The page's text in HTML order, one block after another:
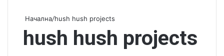
Начална/hush hush projects
hush hush projects